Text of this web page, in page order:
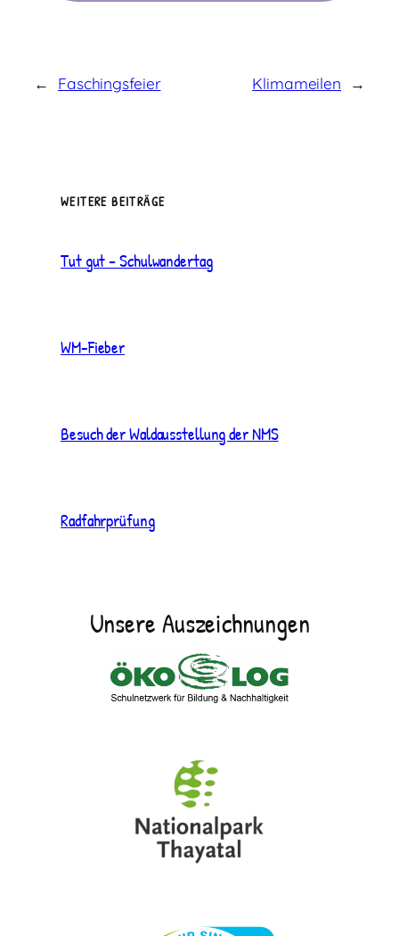
← Faschingsfeier Klimameilen →
WEITERE BEITRÄGE
Tut gut – Schulwandertag
WM-Fieber
Besuch der Waldausstellung der NMS
Radfahrprüfung
Unsere Auszeichnungen